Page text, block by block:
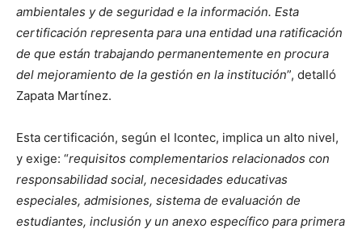
ambientales y de seguridad e la información. Esta
certificación representa para una entidad una ratificación
de que están trabajando permanentemente en procura
del mejoramiento de la gestión en la institución”, detalló
Zapata Martínez.
Esta certificación, según el Icontec, implica un alto nivel,
y exige: “requisitos complementarios relacionados con
responsabilidad social, necesidades educativas
especiales, admisiones, sistema de evaluación de
estudiantes, inclusión y un anexo específico para primera